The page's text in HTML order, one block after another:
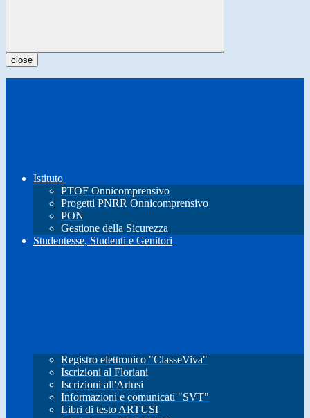
close
Istituto
PTOF Onnicomprensivo
Progetti PNRR Onnicomprensivo
PON
Gestione della Sicurezza
Studentesse, Studenti e Genitori
Registro elettronico "ClasseViva"
Iscrizioni al Floriani
Iscrizioni all'Artusi
Informazioni e comunicati "SVT"
Libri di testo ARTUSI